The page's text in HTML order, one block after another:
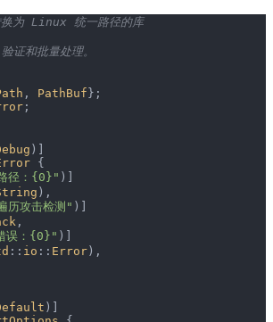
为 Linux 统一路径的库
和批量处理。
, PathBuf };
;
)]
{
径：{0}" )]
),
历攻击检测" )]
,
误：{0}" )]
:: io :: Error ),
)]